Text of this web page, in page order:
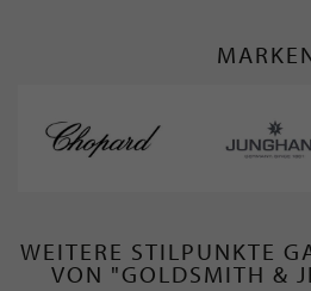
WEITERE STILPUNKTE
VON "GOLDSMITH &